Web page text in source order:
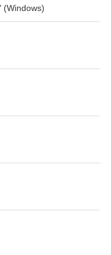
(Windows)